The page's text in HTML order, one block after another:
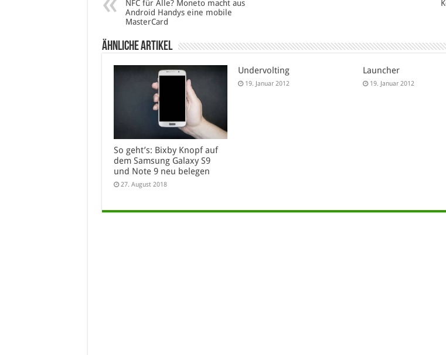
NFC für Alle? Moneto macht aus
Android Handys eine mobile
MasterCard
Ähnliche Artikel
So geht’s: Bixby Knopf auf
dem Samsung Galaxy S9
und Note 9 neu belegen
27. August 2018
Undervolting
19. Januar 2012
Launcher
19. Januar 2012